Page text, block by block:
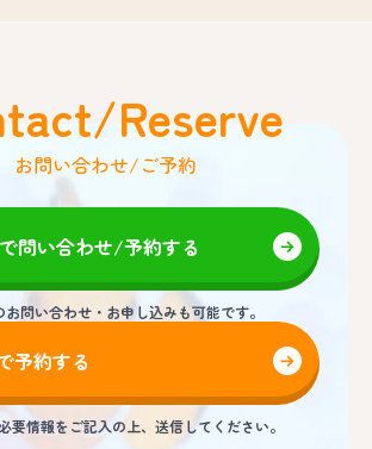
Reserve
お問い合わせ/ご予約
問い合わせ/予約する
お問い合わせ・お申し込みも可能です。
予約する
要情報をご記入の上、送信してください。